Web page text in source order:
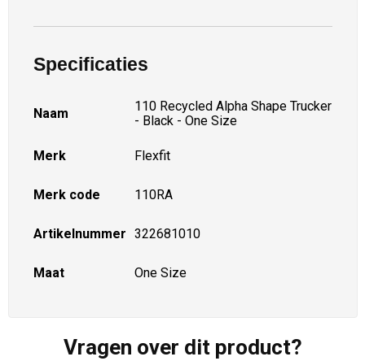
Specificaties
Naam
110 Recycled Alpha Shape Trucker
- Black - One Size
Merk Flexfit
Merk code 110RA
Artikelnummer 322681010
Maat One Size
Vragen over dit product?